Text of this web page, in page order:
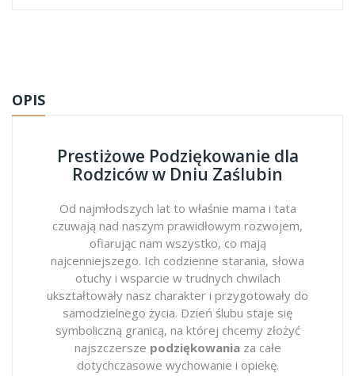
OPIS
Prestiżowe Podziękowanie dla
Rodziców w Dniu Zaślubin
Od najmłodszych lat to właśnie mama i tata
czuwają nad naszym prawidłowym rozwojem,
ofiarując nam wszystko, co mają
najcenniejszego. Ich codzienne starania, słowa
otuchy i wsparcie w trudnych chwilach
ukształtowały nasz charakter i przygotowały do
samodzielnego życia. Dzień ślubu staje się
symboliczną granicą, na której chcemy złożyć
najszczersze podziękowaniaza całe
dotychczasowe wychowanie i opiekę.